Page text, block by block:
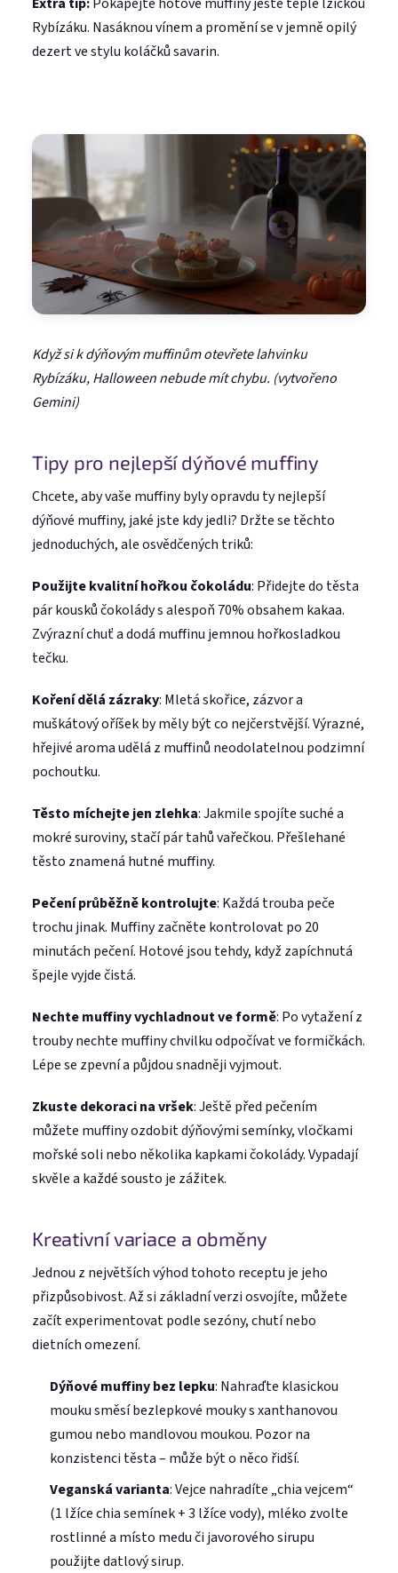
Rybízáku. Nasáknou vínem a promění se v jemně opilý
dezert ve stylu koláčků savarin.
Když si k dýňovým muffinům otevřete lahvinku
Rybízáku, Halloween nebude mít chybu. (vytvořeno
Gemini)
Tipy pro nejlepší dýňové muffiny
Chcete, aby vaše muffiny byly opravdu ty nejlepší
dýňové muffiny, jaké jste kdy jedli? Držte se těchto
jednoduchých, ale osvědčených triků:
Použijte kvalitní hořkou čokoládu: Přidejte do těsta
pár kousků čokolády s alespoň 70% obsahem kakaa.
Zvýrazní chuť a dodá muffinu jemnou hořkosladkou
tečku.
Koření dělá zázraky: Mletá skořice, zázvor a
muškátový oříšek by měly být co nejčerstvější. Výrazné,
hřejivé aroma udělá z muffinů neodolatelnou podzimní
pochoutku.
Těsto míchejte jen zlehka: Jakmile spojíte suché a
mokré suroviny, stačí pár tahů vařečkou. Přešlehané
těsto znamená hutné muffiny.
Pečení průběžně kontrolujte: Každá trouba peče
trochu jinak. Muffiny začněte kontrolovat po 20
minutách pečení. Hotové jsou tehdy, když zapíchnutá
špejle vyjde čistá.
Nechte muffiny vychladnout ve formě: Po vytažení z
trouby nechte muffiny chvilku odpočívat ve formičkách.
Lépe se zpevní a půjdou snadněji vyjmout.
Zkuste dekoraci na vršek: Ještě před pečením
můžete muffiny ozdobit dýňovými semínky, vločkami
mořské soli nebo několika kapkami čokolády. Vypadají
skvěle a každé sousto je zážitek.
Kreativní variace a obměny
Jednou z největších výhod tohoto receptu je jeho
přizpůsobivost. Až si základní verzi osvojíte, můžete
začít experimentovat podle sezóny, chutí nebo
dietních omezení.
Dýňové muffiny bez lepku: Nahraďte klasickou
mouku směsí bezlepkové mouky s xanthanovou
gumou nebo mandlovou moukou. Pozor na
konzistenci těsta – může být o něco řidší.
Veganská varianta: Vejce nahradíte „chia vejcem“
(1 lžíce chia semínek + 3 lžíce vody), mléko zvolte
rostlinné a místo medu či javorového sirupu
použijte datlový sirup.